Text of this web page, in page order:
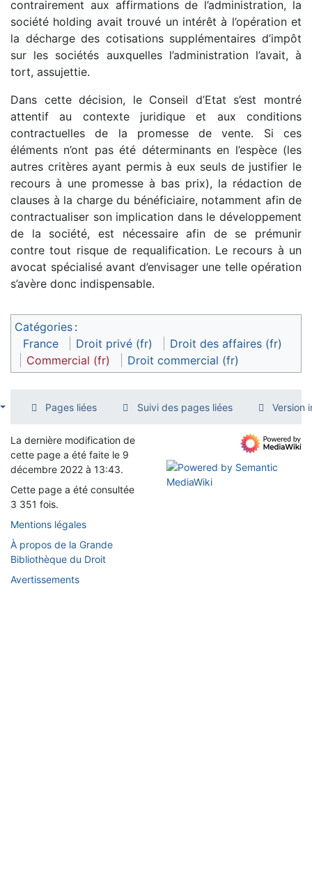
contrairement aux affirmations de l’administration, la
société holding avait trouvé un intérêt à l’opération et
la décharge des cotisations supplémentaires d’impôt
sur les sociétés auxquelles l’administration l’avait, à
tort, assujettie.
Dans cette décision, le Conseil d’Etat s’est montré
attentif au contexte juridique et aux conditions
contractuelles de la promesse de vente. Si ces
éléments n’ont pas été déterminants en l’espèce (les
autres critères ayant permis à eux seuls de justifier le
recours à une promesse à bas prix), la rédaction de
clauses à la charge du bénéficiaire, notamment afin de
contractualiser son implication dans le développement
de la société, est nécessaire afin de se prémunir
contre tout risque de requalification. Le recours à un
avocat spécialisé avant d’envisager une telle opération
s’avère donc indispensable.
Catégories :
France
Droit privé (fr)
Droit des affaires (fr)
Commercial (fr)
Droit commercial (fr)
Pages liées Suivi des pages liées Version
La dernière modification de
cette page a été faite le 9
décembre 2022 à 13:43.
Cette page a été consultée
3 351 fois.
Mentions légales
À propos de la Grande
Bibliothèque du Droit
Avertissements